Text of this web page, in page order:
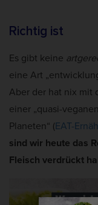
Richtig ist
Es gibt keine
eine Art
Aber der hat nix mit
einer „quasi-
Planeten“ (EAT-
sind wir heute das
Fleisch verdrückt